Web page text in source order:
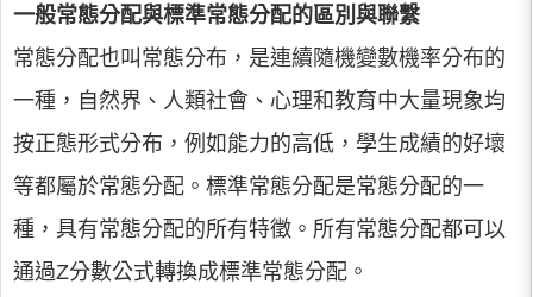
一般常態分配與標準常態分配的區別與聯繫
常態分配也叫常態分布，是連續隨機變數機率分布的
一種，自然界、人類社會、心理和教育中大量現象均
按正態形式分布，例如能力的高低，學生成績的好壞
等都屬於常態分配。標準常態分配是常態分配的一
種，具有常態分配的所有特徵。所有常態分配都可以
通過Z分數公式轉換成標準常態分配。